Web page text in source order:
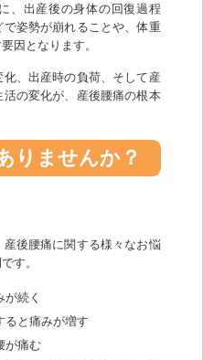
、出産後の身体の回復過程
姿勢が崩れることや、体重
因となります。
、出産時の負荷、そして産
の変化が、産後腰痛の根本
りませんか？
後腰痛に関する様々なお悩
す。
続く
ると痛みが増す
が痛む